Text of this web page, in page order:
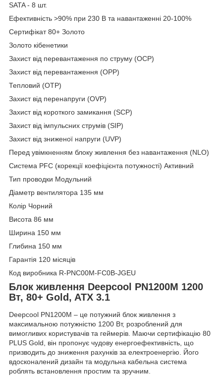
SATA - 8 шт.
Ефективність >90% при 230 В та навантаженні 20-100%
Сертифікат 80+ Золото
Золото кібенетики
Захист від перевантаження по струму (OCP)
Захист від перевантаження (OPP)
Тепловий (OTP)
Захист від перенапруги (OVP)
Захист від короткого замикання (SCP)
Захист від імпульсних струмів (SIP)
Захист від зниженої напруги (UVP)
Перед увімкненням блоку живлення без навантаження (NLO)
Система PFC (корекції коефіцієнта потужності) Активний
Тип проводки Модульний
Діаметр вентилятора 135 мм
Колір Чорний
Висота 86 мм
Ширина 150 мм
Глибина 150 мм
Гарантія 120 місяців
Код виробника R-PNC00M-FC0B-JGEU
Блок живлення Deepcool PN1200M 1200
Вт, 80+ Gold, ATX 3.1
Deepcool PN1200M – це потужний блок живлення з
максимальною потужністю 1200 Вт, розроблений для
вимогливих користувачів та геймерів. Маючи сертифікацію 80
PLUS Gold, він пропонує чудову енергоефективність, що
призводить до зниження рахунків за електроенергію. Його
вдосконалений дизайн та модульна кабельна система
роблять встановлення простим та зручним.